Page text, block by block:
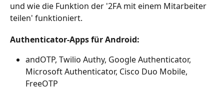
und wie die Funktion der '2FA mit einem Mitarbeiter
teilen' funktioniert.
Authenticator-Apps für Android:
andOTP, Twilio Authy, Google Authenticator,
Microsoft Authenticator, Cisco Duo Mobile,
FreeOTP